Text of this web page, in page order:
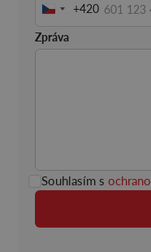
Česko
+420
+420
Zpráva
Souhlasím s